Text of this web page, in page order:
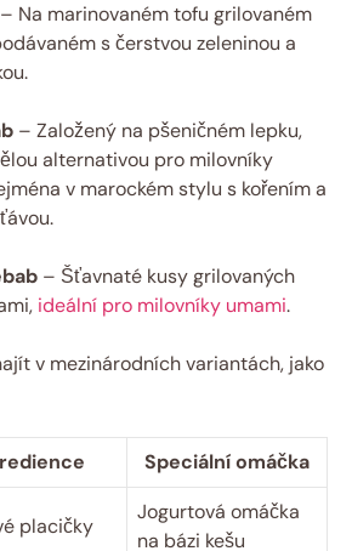
– Na marinovaném tofu grilovaném
s čerstvou zeleninou a
– Založený na pšeničném lepku,
alternativou pro milovníky
v marockém stylu s kořením a
– Šťavnaté kusy grilovaných
ideální pro milovníky umami.
v mezinárodních variantách, jako
Speciální omáčka
placičky
Jogurtová omáčka
na bázi kešu